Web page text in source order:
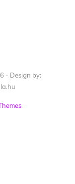
- Design by: